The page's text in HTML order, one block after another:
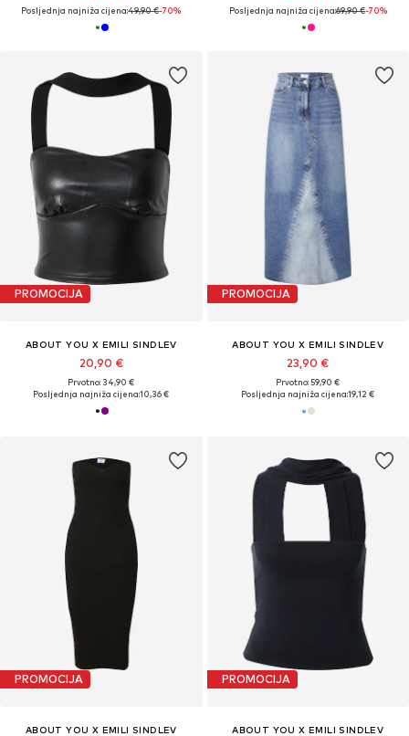
Posljednja najniža cijena:49,90 €-70% Posljednja najniža cijena:69,90 €-70%
PROMOCIJA
ABOUT YOU X EMILI SINDLEV
20,90 €
Prvotno: 34,90 €
Posljednja najniža cijena:10,36 €
PROMOCIJA
ABOUT YOU X EMILI SINDLEV
23,90 €
Prvotno: 59,90 €
Posljednja najniža cijena:19,12 €
PROMOCIJA
ABOUT YOU X EMILI SINDLEV
PROMOCIJA
ABOUT YOU X EMILI SINDLEV